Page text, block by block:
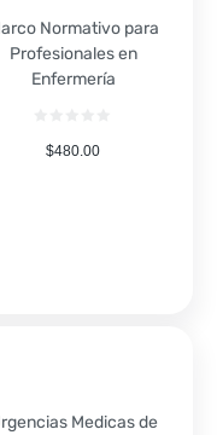
Normativo para
Profesionales en
Enfermería
$480.00
Medicas de